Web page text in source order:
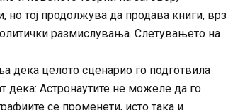
тој продолжува да продава книги, врз
размислувања. Слетувањето на
дека целото сценарио го подготвила
дека: Астронаутите не можеле да го
се променети, исто така и